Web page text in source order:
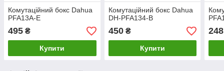
Комутаційний бокс Dahua
PFA13A-E
495 ₴
Купити
Комутаційний бокс Dahua
DH-PFA134-B
450₴
Купити
248